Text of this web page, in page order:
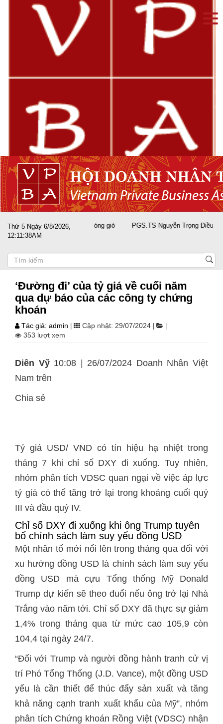
Thứ 5 Ngày 6/8/2026,
12:11:38AM
doanh nghiệp vượt sóng gió PGS.TS Nguyễn Trọng Điều tái
‘Đường đi’ của tỷ giá về cuối năm
qua dự báo của các công ty chứng
khoán
Tác giả: admin Cập nhật: 29/07/2024
353 lượt xem
Diên Vỹ10:08 | 26/07/2024 Doanh Nhân Việt
Nam trên
Chia sẻ
Tỷ giá USD/ VND có tín hiệu hạ nhiệt trong
tháng 7 khi chỉ số DXY đi xuống. Tuy nhiên,
nhóm phân tích VDSC quan ngại về việc áp lực
tỷ giá có thể tăng trở lại trong khoảng cuối quý
III và đầu quý IV.
Chỉ số DXY đi xuống khi ông Trump tuyên
bố chính sách làm suy yếu đồng USD
Một nhân tố mới nổi lên trong tháng qua đối với
xu hướng đồng USD là chính sách làm suy yếu
đồng USD mà cựu Tổng thống Mỹ Donald
Trump dự kiến sẽ theo đuổi nếu ông trở lại Nhà
Trắng vào năm tới. Chỉ số DXY đã thực sự giảm
1,4% trong tháng qua từ mức cao 105,9 còn
104,4 tại ngày 24/7.
“Đối với Trump và người đồng hành tranh cử vị
trí Phó Tổng Thống (J.D. Vance), một đồng USD
yếu là cần thiết để thúc đẩy sản xuất và tăng
khả năng cạnh tranh xuất khẩu của Mỹ”, nhóm
phân tích Chứng khoán Rồng Việt (VDSC) nhận